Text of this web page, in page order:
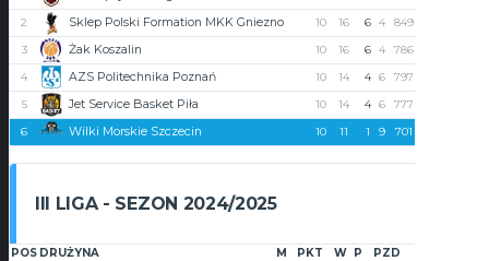
2
Sklep Polski Formation MKK Gniezno 10 16 6 4 849
3
Żak Koszalin 10 16 6 4 786
4
AZS Politechnika Poznań 10 14 4 6 797
5
Jet Service Basket Piła 10 14 4 6 777
6
Wilki Morskie Szczecin 10 11 1 9 701
III LIGA - SEZON 2024/2025
POS DRUŻYNA M PKT W P PZD